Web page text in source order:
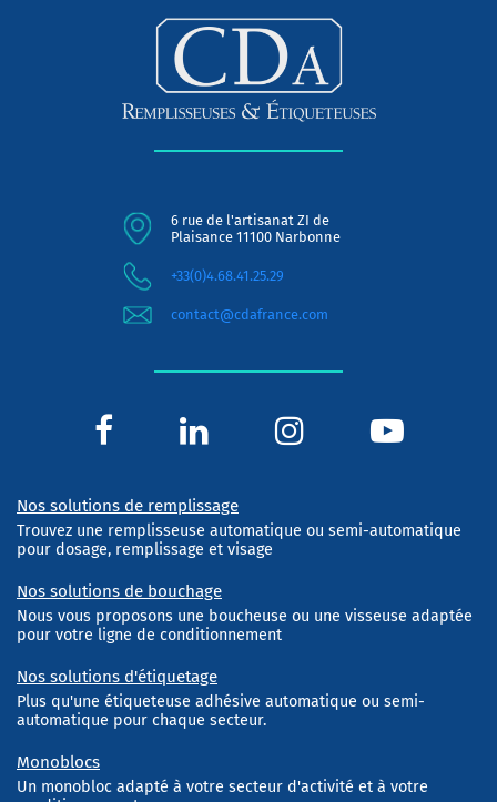
6 rue de l'artisanat ZI de
Plaisance 11100 Narbonne
+33(0)4.68.41.25.29
contact@cdafrance.com
Nos solutions de remplissage
Trouvez une remplisseuse automatique ou semi-automatique
pour dosage, remplissage et visage
Nos solutions de bouchage
Nous vous proposons une boucheuse ou une visseuse adaptée
pour votre ligne de conditionnement
Nos solutions d'étiquetage
Plus qu'une étiqueteuse adhésive automatique ou semi-
automatique pour chaque secteur.
Monoblocs
Un monobloc adapté à votre secteur d'activité et à votre